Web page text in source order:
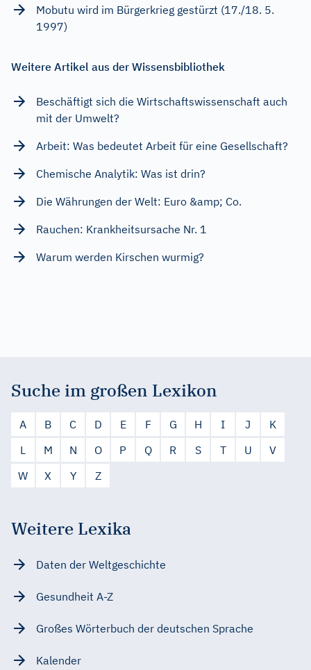
Mobutu wird im Bürgerkrieg gestürzt (17./18. 5.
1997)
Weitere Artikel aus der Wissensbibliothek
Beschäftigt sich die Wirtschaftswissenschaft auch
mit der Umwelt?
Arbeit: Was bedeutet Arbeit für eine Gesellschaft?
Chemische Analytik: Was ist drin?
Die Währungen der Welt: Euro &amp; Co.
Rauchen: Krankheitsursache Nr. 1
Warum werden Kirschen wurmig?
Suche im großen Lexikon
A B C D E F G H I J
K
L
M N O P Q R S T U
V
W
X Y Z
Weitere Lexika
Daten der Weltgeschichte
Gesundheit A-Z
Großes Wörterbuch der deutschen Sprache
Kalender